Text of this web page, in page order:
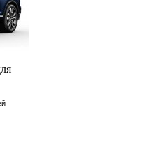
Вокзал "Рязань-1"
Все
Список Дилеров Рязанской Области
Участвующих В Программе По Утилизации